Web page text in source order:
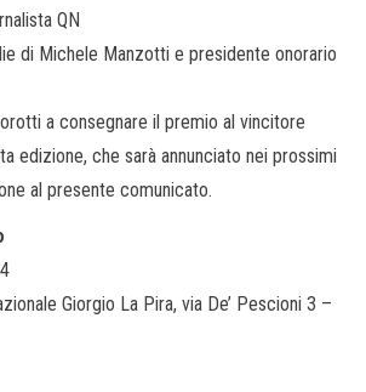
QN
di Michele Manzotti e presidente onorario
a consegnare il premio al vincitore
edizione, che sarà annunciato nei prossimi
al presente comunicato.
Giorgio La Pira, via De’ Pescioni 3 –